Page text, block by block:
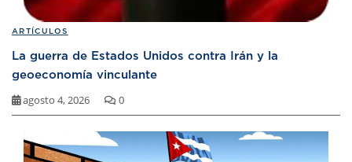
ARTÍCULOS
La guerra de Estados Unidos contra Irán y la
geoeconomía vinculante
agosto 4, 2026 0